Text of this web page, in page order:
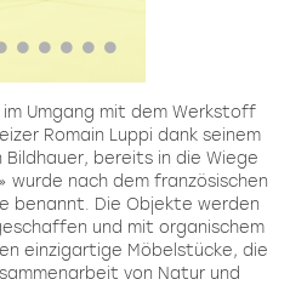
im Umgang mit dem Werkstoff
Romain Luppi dank seinem
bereits in die Wiege
wurde nach dem französischen
benannt. Die Objekte werden
und mit organischem
einzigartige Möbelstücke, die
von Natur und